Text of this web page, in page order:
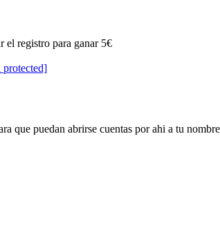
el registro para ganar 5€
protected]
que puedan abrirse cuentas por ahi a tu